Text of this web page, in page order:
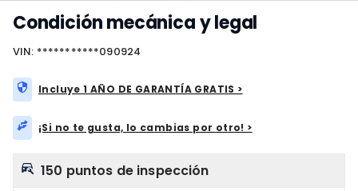
Condición mecánica y legal
VIN: ***********090924
Incluye 1 AÑO DE GARANTÍA GRATIS >
¡Si no te gusta, lo cambias por otro! >
150 puntos de inspección